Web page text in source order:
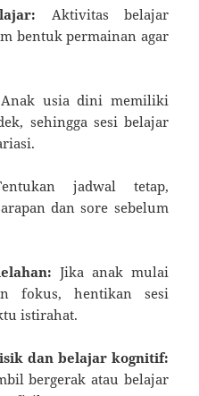
Aktivitas belajar
bentuk permainan agar
Anak usia dini memiliki
sehingga sesi belajar
jadwal tetap,
dan sore sebelum
Jika anak mulai
fokus, hentikan sesi
istirahat.
dan belajar kognitif:
bergerak atau belajar